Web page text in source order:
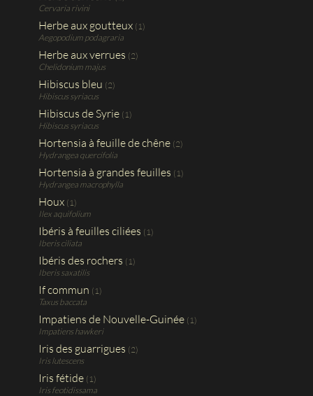
Cervaria rivini
Herbe aux goutteux (1)
Aegopodium podagraria
Herbe aux verrues (2)
Chelidonium majus
Hibiscus bleu (2)
Hibiscus syriacus
Hibiscus de Syrie (1)
Hibiscus syriacus
Hortensia à feuille de chêne (2)
Hydrangea quercifolia
Hortensia à grandes feuilles (1)
Hydrangea macrophylla
Houx (1)
Ilex aquifolium
Ibéris à feuilles ciliées (1)
Iberis ciliata
Ibéris des rochers (1)
Iberis saxatilis
If commun (1)
Taxus baccata
Impatiens de Nouvelle-Guinée (1)
Impatiens hawkeri
Iris des guarrigues (2)
Iris lutescens
Iris fétide (1)
Iris feotidissama